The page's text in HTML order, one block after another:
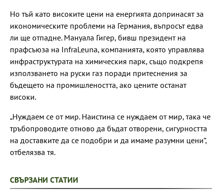
Но тъй като високите цени на енергията допринасят за
икономическите проблеми на Германия, въпросът едва
ли ще отпадне. Мануала Гигер, бивш президент на
прафсъюза на InfraLeuna, компанията, която управлява
инфраструктурата на химическия парк, също подкрепя
използването на руски газ поради притеснения за
бъдещето на промишлеността, ако цените останат
високи.
„Нуждаем се от мир. Наистина се нуждаем от мир, така че
тръбопроводите отново да бъдат отворени, сигурността
на доставките да се подобри и да имаме разумни цени“,
отбелязва тя.
СВЪРЗАНИ СТАТИИ